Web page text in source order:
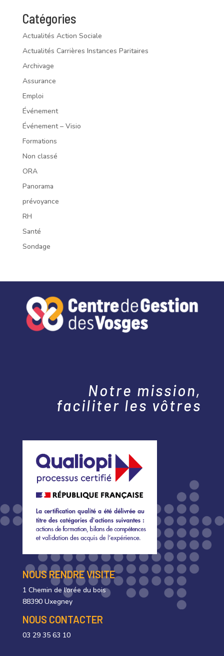
Catégories
Actualités Action Sociale
Actualités Carrières Instances Paritaires
Archivage
Assurance
Emploi
Événement
Événement – Visio
Formations
Non classé
ORA
Panorama
prévoyance
RH
Santé
Sondage
Notre mission,
faciliter les vôtres
NOUS RENDRE VISITE
1 Chemin de l’orée du bois
88390 Uxegney
NOUS CONTACTER
03 29 35 63 10